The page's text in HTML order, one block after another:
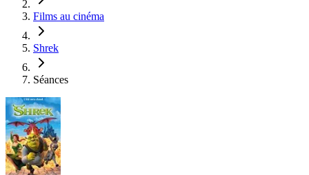
Films au cinéma
Shrek
Séances